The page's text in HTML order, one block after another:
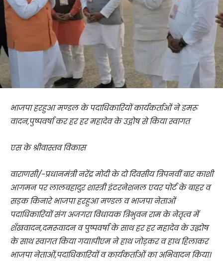
भाजपा हरहुआ मण्डल के पदाधिकारियों कार्यकर्ताओं ने डमरू
वादन,पुष्पवर्षा कर हर हर महादेव के उद्गोष से किया स्वागत
एस के श्रीवास्तव विकास
वाराणसी/-प्रधानमंत्री नरेंद्र मोदी के दो दिवसीय त्रिपनवीं बार काशी
आगमन पर लालबहादुर शास्त्री इंटरनेशनल एयर पोर्ट के बाहर व
सड़क किनारे भाजपा हरहुआ मण्डल व भाजपा नेताओं
पदाधिकारियों संग अजगरा विधायक त्रिभुवन राम के नेतृत्व में
शँखवादन,दमरूवादन व पुष्पवर्षा के साथ हर हर महादेव के उद्घोष
के साथ स्वागत किया गया।पीएम ने हाथ जोड़कर व हाथ हिलाकर
भाजपा नेताओं,पदाधिकारियों व कार्यकर्ताओं का अभिवादन किया।